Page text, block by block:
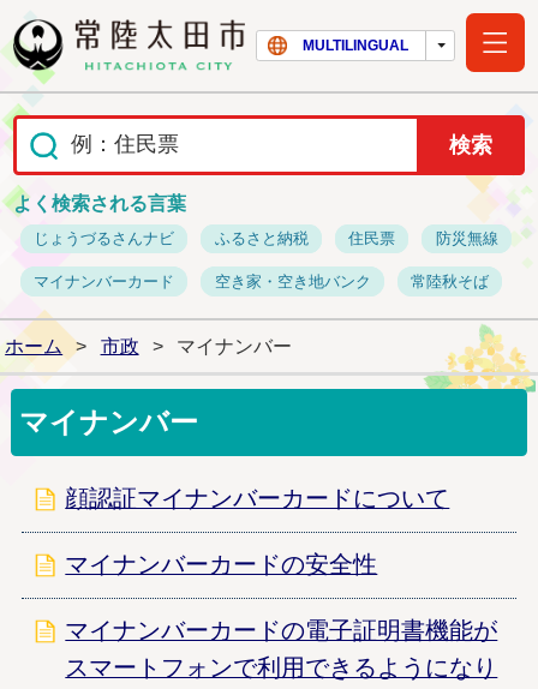
常陸太田市ホー
MULTILINGUAL
よく検索される言葉
じょうづるさんナビ ふるさと納税 住民票 防災無線
マイナンバーカード 空き家・空き地バンク 常陸秋そば
ホーム > 市政 > マイナンバー
マイナンバー
顔認証マイナンバーカードについて
マイナンバーカードの安全性
マイナンバーカードの電子証明書機能が
スマートフォンで利用できるようになり